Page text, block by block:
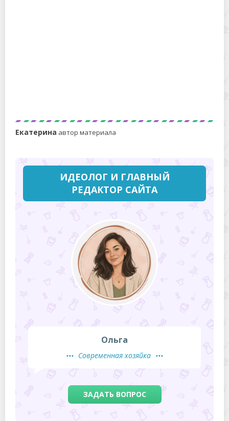
Екатерина автор материала
ИДЕОЛОГ И ГЛАВНЫЙ
РЕДАКТОР САЙТА
Ольга
Современная хозяйка
ЗАДАТЬ ВОПРОС